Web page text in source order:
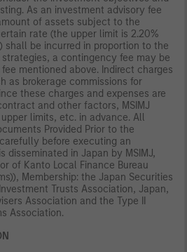
As an investment advisory fee
of assets subject to the
rate (the upper limit is 2.20%
shall be incurred in proportion to the
a contingency fee may be
mentioned above. Indirect charges
as brokerage commissions for
these charges and expenses are
and other factors, MSIMJ
limits, etc. in advance. All
Provided Prior to the
before executing an
disseminated in Japan by MSIMJ,
of Kanto Local Finance Bureau
Membership: the Japan Securities
Trusts Association, Japan,
Association and the Type II
Association.